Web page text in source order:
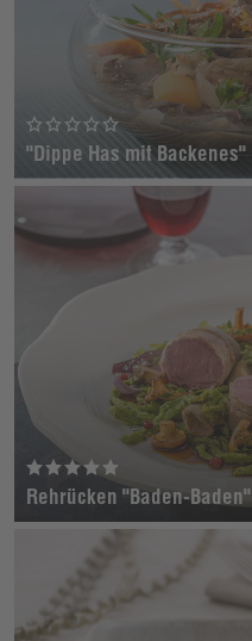
"Dippe Has mit Backenes"
Rehrücken "Baden-Baden"